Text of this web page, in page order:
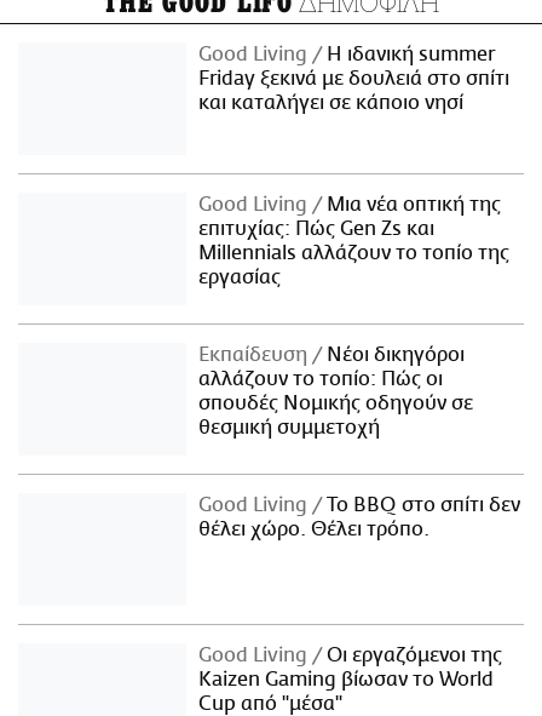
Good Living
Η ιδανική summer
Friday ξεκινά με δουλειά στο σπίτι
και καταλήγει σε κάποιο νησί
Good Living
Μια νέα οπτική της
επιτυχίας: Πώς Gen Zs και
Millennials αλλάζουν το τοπίο της
εργασίας
Εκπαίδευση
Νέοι δικηγόροι
αλλάζουν το τοπίο: Πώς οι
σπουδές Νομικής οδηγούν σε
θεσμική συμμετοχή
Good Living
Το BBQ στο σπίτι δεν
θέλει χώρο. Θέλει τρόπο.
Good Living
Οι εργαζόμενοι της
Kaizen Gaming βίωσαν το World
Cup από "μέσα"